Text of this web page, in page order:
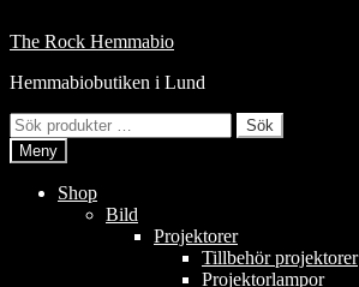
till
Hoppa
navigering
Hoppa
innehåll
The Rock Hemmabio
Hemmabiobutiken i Lund
Sök
efter:
Sök
Meny
Shop
Bild
Projektorer
Tillbehör projektorer
Projektorlampor